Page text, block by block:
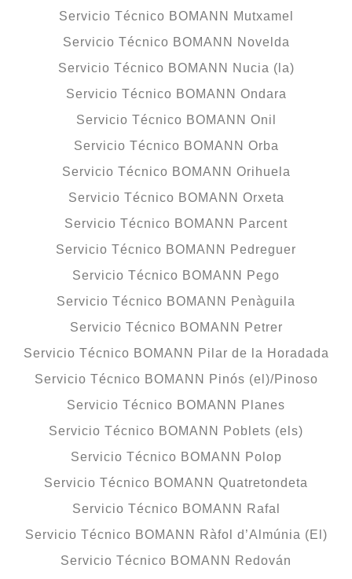
Servicio Técnico BOMANN Mutxamel
Servicio Técnico BOMANN Novelda
Servicio Técnico BOMANN Nucia (la)
Servicio Técnico BOMANN Ondara
Servicio Técnico BOMANN Onil
Servicio Técnico BOMANN Orba
Servicio Técnico BOMANN Orihuela
Servicio Técnico BOMANN Orxeta
Servicio Técnico BOMANN Parcent
Servicio Técnico BOMANN Pedreguer
Servicio Técnico BOMANN Pego
Servicio Técnico BOMANN Penàguila
Servicio Técnico BOMANN Petrer
Servicio Técnico BOMANN Pilar de la Horadada
Servicio Técnico BOMANN Pinós (el)/Pinoso
Servicio Técnico BOMANN Planes
Servicio Técnico BOMANN Poblets (els)
Servicio Técnico BOMANN Polop
Servicio Técnico BOMANN Quatretondeta
Servicio Técnico BOMANN Rafal
Servicio Técnico BOMANN Ràfol d’Almúnia (El)
Servicio Técnico BOMANN Redován